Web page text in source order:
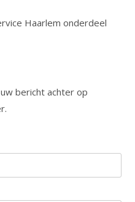
Haarlem onderdeel
bericht achter op